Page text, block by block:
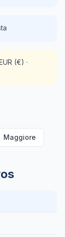
(€) ·
Maggiore